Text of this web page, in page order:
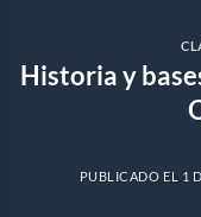
Historia y
PUBLICADO EL 1